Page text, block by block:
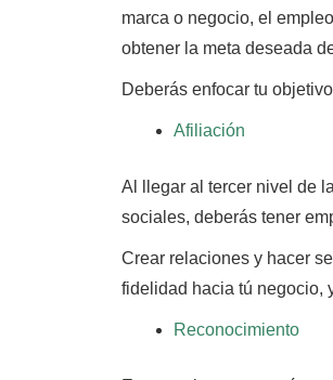
marca o negocio, el
obtener la meta deseada
Deberás enfocar tu
Afiliación
Al llegar al tercer nivel de
sociales, deberás tener
Crear relaciones y hacer
fidelidad hacia tú negocio,
Reconocimiento